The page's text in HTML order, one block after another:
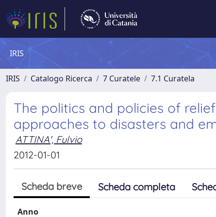
IRIS
IRIS Catalogo Ricerca 7 Curatele 7.1 Curatela
The politics and policies of
approaches to disasters and
ATTINA', Fulvio
2012-01-01
Scheda breve Scheda completa
Anno